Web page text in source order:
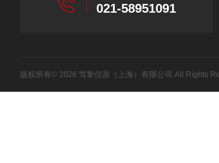
021-58951091
版权所有© 2026 笃挚仪器（上海）有限公司 All Rights